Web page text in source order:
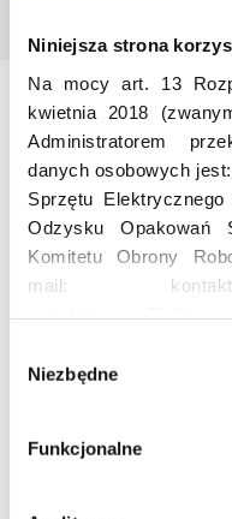
Niniejsza strona
Na mocy art. 13
kwietnia 2018
Administratorem
danych osobowych
Sprzętu
Odzysku Opakowań
Komitetu Obrony
mail:
Asekolove.
osobowe
numer telefonu,
lokalizacja, obszar
Niezbędne
Funkcjonalne
Znaczenie recyklingu